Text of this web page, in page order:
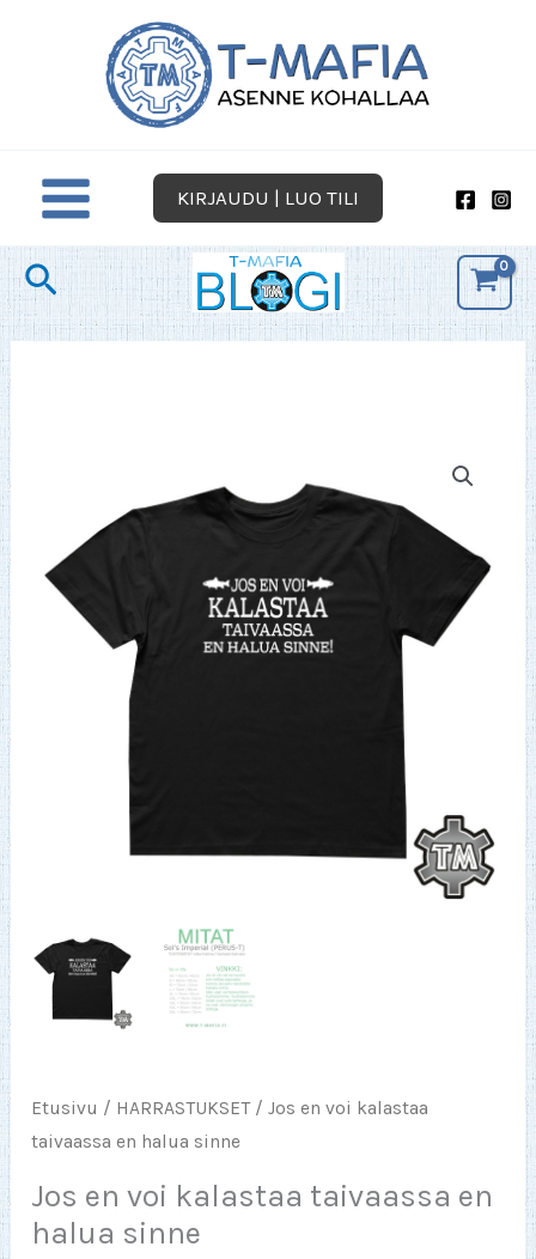
KIRJAUDU | LUO TILI
Hae
Etusivu / HARRASTUKSET/ Jos en voi kalastaa
taivaassa en halua sinne
Jos en voi kalastaa taivaassa en
halua sinne